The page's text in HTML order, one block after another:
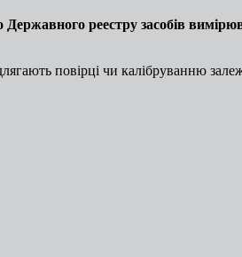
Державного реестру засобів
повірці чи калібруванню